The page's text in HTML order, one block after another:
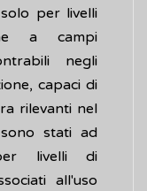
per livelli
a campi
negli
capaci di
rilevanti nel
stati ad
livelli di
all'uso